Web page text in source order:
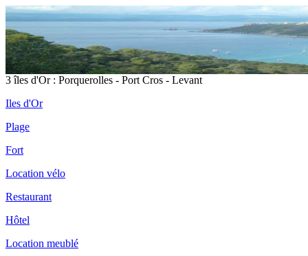
3 îles d'Or : Porquerolles - Port Cros - Levant
Iles d'Or
Plage
Fort
Location vélo
Restaurant
Hôtel
Location meublé